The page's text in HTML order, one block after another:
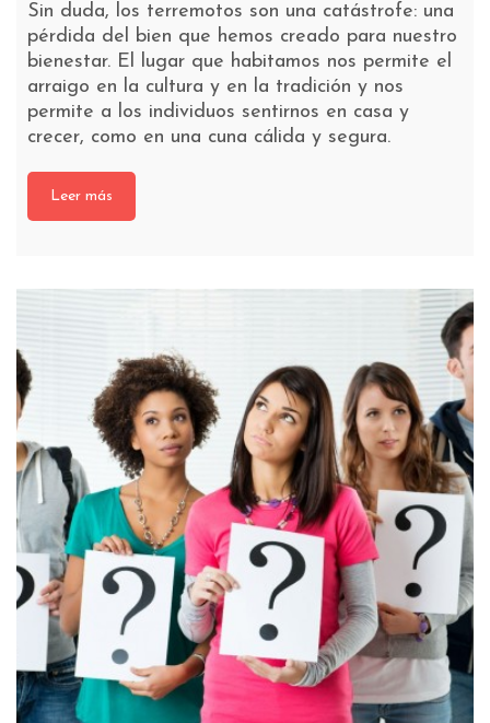
Sin duda, los terremotos son una catástrofe: una
pérdida del bien que hemos creado para nuestro
bienestar. El lugar que habitamos nos permite el
arraigo en la cultura y en la tradición y nos
permite a los individuos sentirnos en casa y
crecer, como en una cuna cálida y segura.
Leer más